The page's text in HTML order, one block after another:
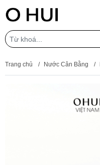
Trang chủ / Nước Cân Bằng /